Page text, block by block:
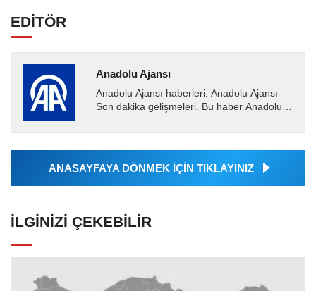
EDİTÖR
Anadolu Ajansı
Anadolu Ajansı haberleri. Anadolu Ajansı
Son dakika gelişmeleri. Bu haber Anadolu
Ajansı tarafından...
ANASAYFAYA DÖNMEK İÇİN TIKLAYINIZ
İLGINIZI ÇEKEBILIR